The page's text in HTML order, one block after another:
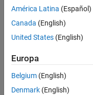
Human Resources
Büro- und
es
keine
offenen
Stellen,
Ihren
Suchkriterien
entsprechen.
América Latina (Español)
Canada (English)
United States (English)
Europa
Belgium (English)
Denmark (English)